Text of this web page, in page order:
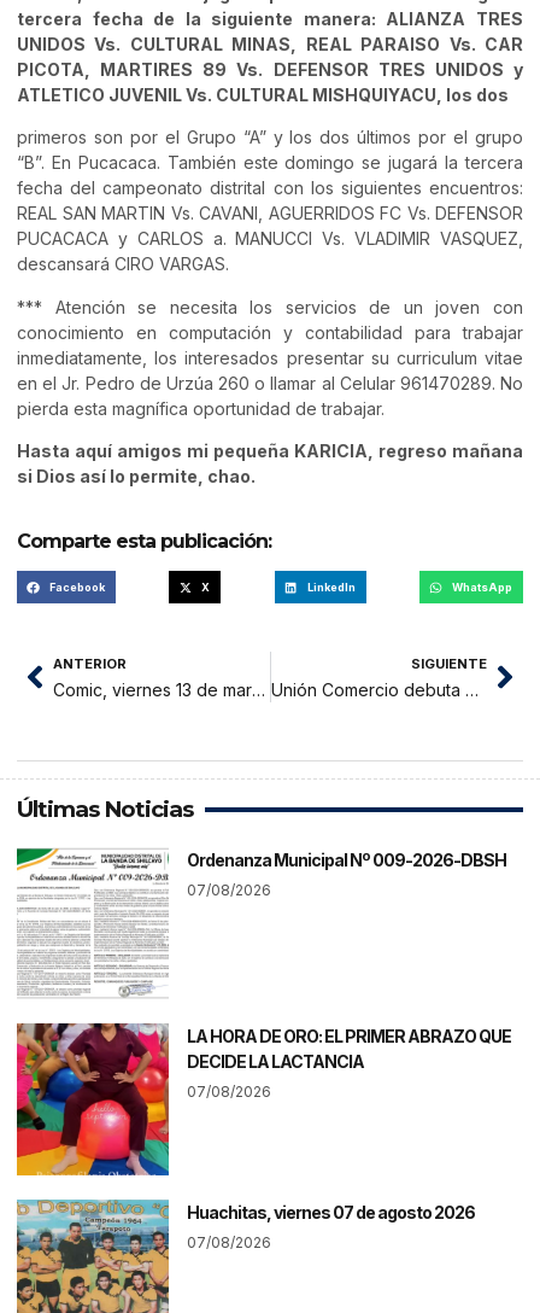
tercera fecha de la siguiente manera: ALIANZA TRES
UNIDOS Vs. CULTURAL MINAS, REAL PARAISO Vs. CAR
PICOTA, MARTIRES 89 Vs. DEFENSOR TRES UNIDOS y
ATLETICO JUVENIL Vs. CULTURAL MISHQUIYACU, los dos
primeros son por el Grupo “A” y los dos últimos por el grupo
“B”. En Pucacaca. También este domingo se jugará la tercera
fecha del campeonato distrital con los siguientes encuentros:
REAL SAN MARTIN Vs. CAVANI, AGUERRIDOS FC Vs. DEFENSOR
PUCACACA y CARLOS a. MANUCCI Vs. VLADIMIR VASQUEZ,
descansará CIRO VARGAS.
*** Atención se necesita los servicios de un joven con
conocimiento en computación y contabilidad para trabajar
inmediatamente, los interesados presentar su curriculum vitae
en el Jr. Pedro de Urzúa 260 o llamar al Celular 961470289. No
pierda esta magnífica oportunidad de trabajar.
Hasta aquí amigos mi pequeña KARICIA, regreso mañana
si Dios así lo permite, chao.
Comparte esta publicación:
Facebook X LinkedIn WhatsApp
ANTERIOR
Comic, viernes 13 de marzo 2026
SIGUIENTE
Unión Comercio debuta el viernes 27 ante San Marcos FC en Huaraz: el “Poderoso” inicia la ruta hacia el ascenso
Últimas Noticias
Ordenanza Municipal Nº 009-2026-DBSH
07/08/2026
LA HORA DE ORO: EL PRIMER ABRAZO QUE
DECIDE LA LACTANCIA
07/08/2026
Huachitas, viernes 07 de agosto 2026
07/08/2026